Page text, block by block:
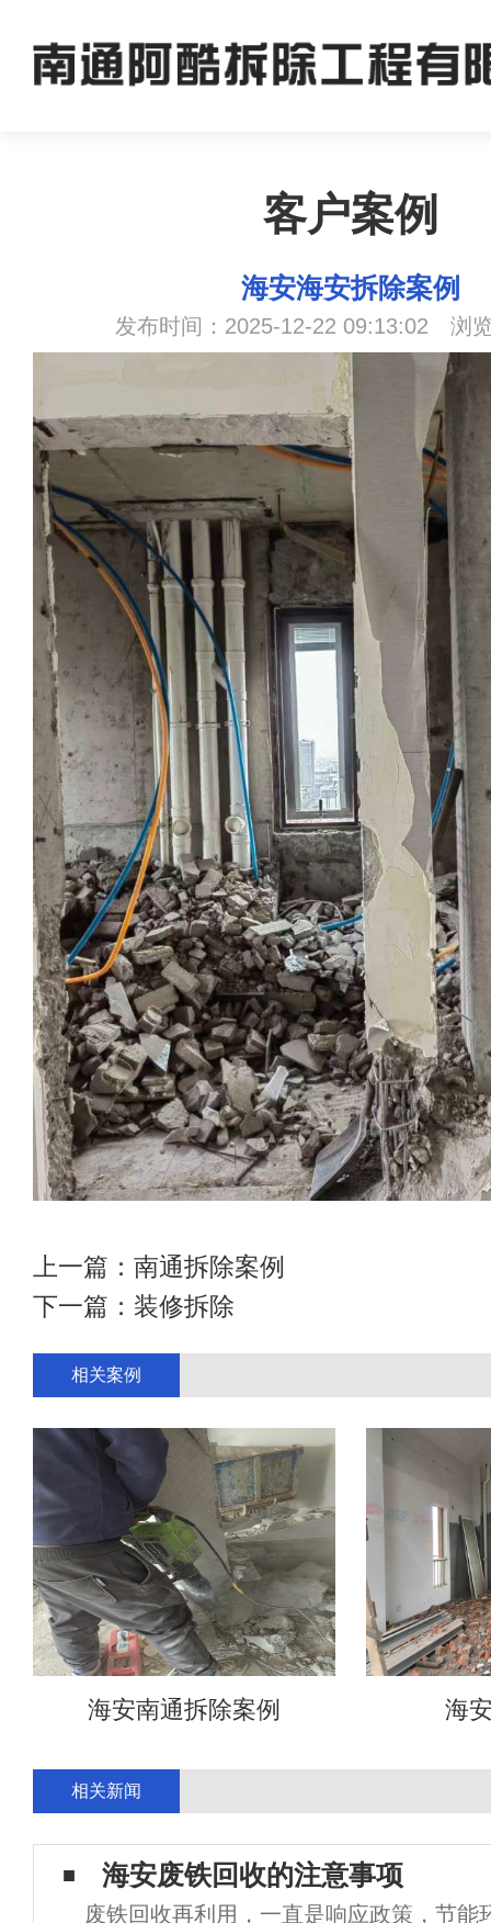
客户案例
海安海安拆除案例
发布时间：2025-12-22 09:13:02 浏
上一篇： 南通拆除案例
下一篇： 装修拆除
相关案例
海安南通拆除案例 海
相关新闻
海安废铁回收的注意事项
废铁回收再利用，一直是响应政策，节能